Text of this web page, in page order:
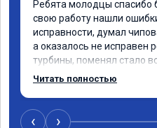
Ребята молодцы спасибо
свою работу нашли
исправности, думал
а оказалось не исправен
турбины, поменял стало
Читать полностью
‹ ›